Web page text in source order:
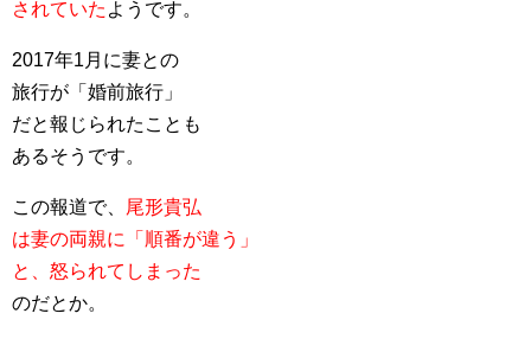
されていた ようです。
2017年1月に妻との
旅行が「婚前旅行」
だと報じられたことも
あるそうです。
この報道で、
尾形貴弘
は妻の両親に「順番が違う」
と、怒られてしまった
のだとか。